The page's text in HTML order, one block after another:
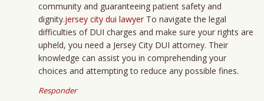
community and guaranteeing patient safety and
dignity.jersey city dui lawyerTo navigate the legal
difficulties of DUI charges and make sure your rights are
upheld, you need a Jersey City DUI attorney. Their
knowledge can assist you in comprehending your
choices and attempting to reduce any possible fines.
Responder